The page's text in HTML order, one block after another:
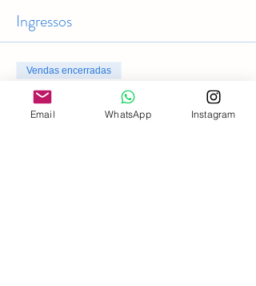
Ingressos
Vendas encerradas
Tipo de ingresso
Acesso geral
Email WhatsApp Instagram